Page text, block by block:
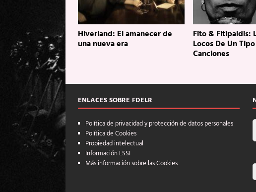
Hiverland: El amanecer de
una nueva era
Fito & Fitipaldis:
Locos De Un
Canciones
ENLACES SOBRE FDELR
Política de privacidad y protección de datos personales
Política de Cookies
Propiedad intelectual
Información LSSI
Más información sobre las Cookies